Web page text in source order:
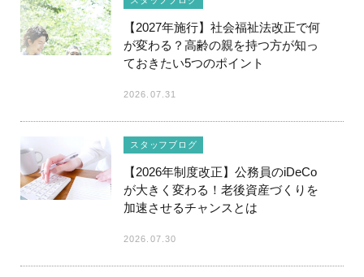
【2027年施行】社会福祉法改正で何
が変わる？高齢の親を持つ方が知っ
ておきたい5つのポイント
2026.07.31
スタッフブログ
【2026年制度改正】公務員のiDeCo
が大きく変わる！老後資産づくりを
加速させるチャンスとは
2026.07.30